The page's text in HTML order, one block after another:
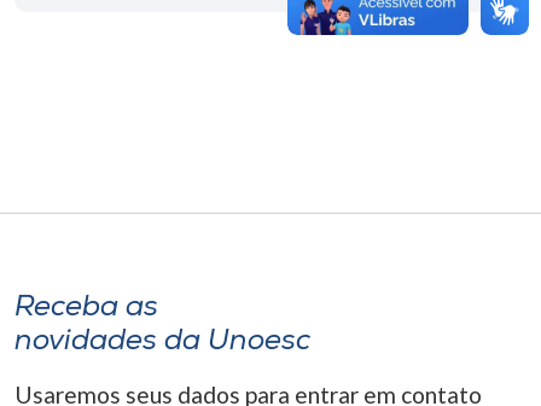
Receba as
novidades da Unoesc
Usaremos seus dados para entrar em contato